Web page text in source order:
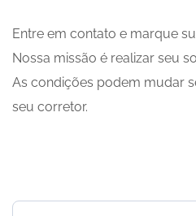
Entre em contato e marque
Nossa missão é realizar seu
As condições podem mudar
seu corretor.